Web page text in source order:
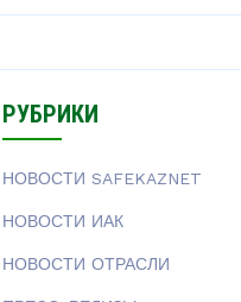
РУБРИКИ
НОВОСТИ SAFEKAZNET
НОВОСТИ ИАК
НОВОСТИ ОТРАСЛИ